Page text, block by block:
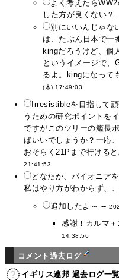
よく考えたら
した方が良くない？
別にいいんじゃ
は、たぶん日本で一
kingだろうけど、個
というイメージで
るよ。kingになって
(木) 17:49:03
Irresistibleを目指して
うための研究ポイントを
ですがこのツリーの艦長
ばいいでしょうか？一応
おそらく21Pまで行ける
21:41:53
どなたか、パイオニア
私はやり方がわからず、
追加したよ～ --
感謝！カルマ
14:38:56
コメント過去ログ
イギリス連邦 過去ログ一覧